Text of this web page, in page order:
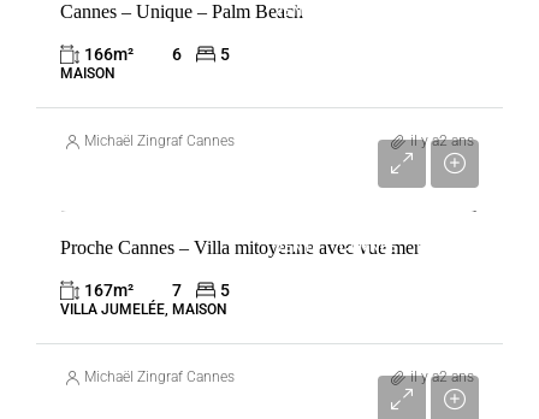
VENTE
Cannes – Unique – Palm Beach
166m² 6 5
MAISON
Michaël Zingraf Cannes il y a2 ans
VENTE CANNES FRANCE
Proche Cannes – Villa mitoyenne avec vue mer
167m² 7 5
VILLA JUMELÉE, MAISON
Michaël Zingraf Cannes il y a2 ans